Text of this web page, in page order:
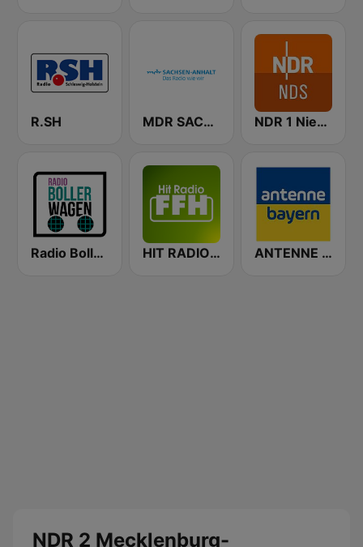
R.SH MDR SACHSEN-ANHALT Magdeburg NDR 1 Niedersachsen
Radio Bollerwagen HIT RADIO FFH ANTENNE BAYERN
NDR 2 Mecklenburg-